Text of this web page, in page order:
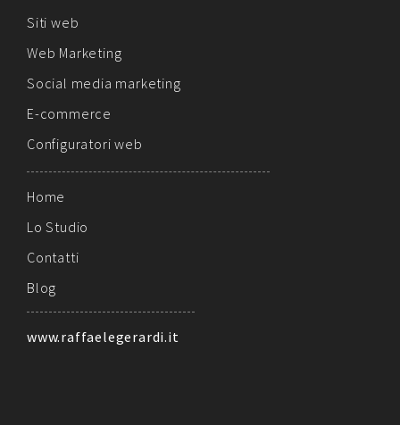
Siti web
Web Marketing
Social media marketing
E-commerce
Configuratori web
Home
Lo Studio
Contatti
Blog
www.raffaelegerardi.it